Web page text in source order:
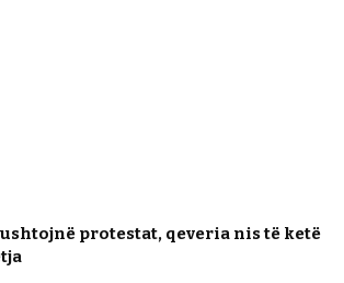
protestat, qeveria nis të ketë